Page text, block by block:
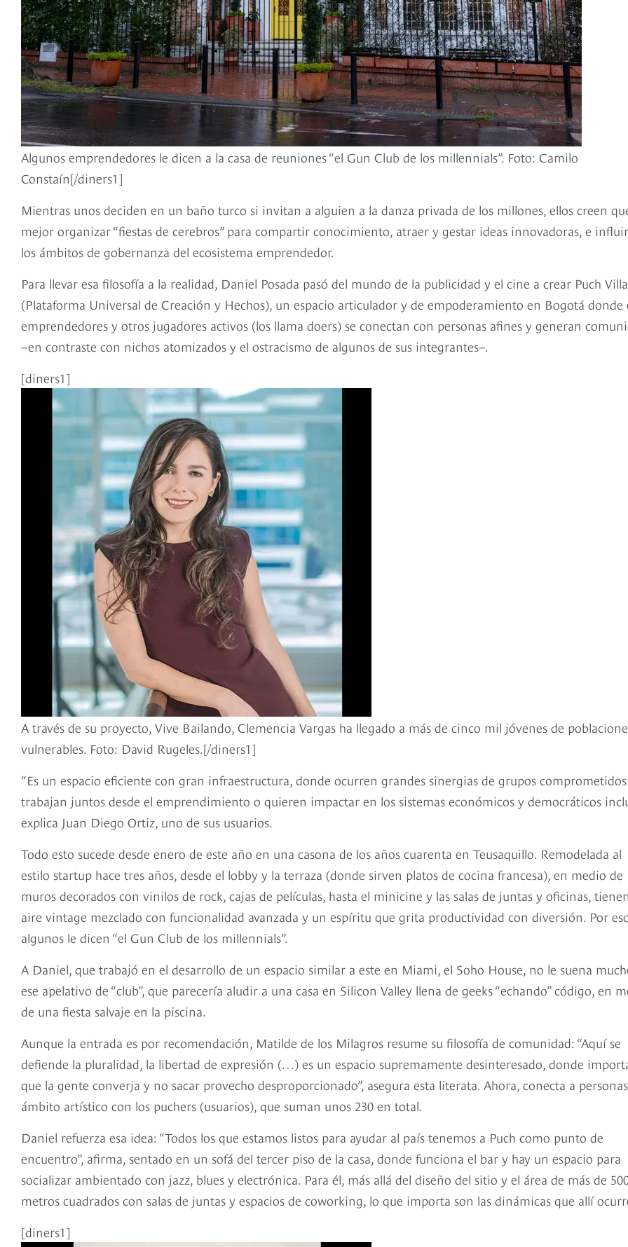
Algunos emprendedores le dicen a la casa de reuniones “el Gun Club de los millennials”. Foto: Camilo
Constaín[/diners1]
Mientras unos deciden en un baño turco si invitan a alguien a la danza privada de los millones, ellos creen
mejor organizar “fiestas de cerebros” para compartir conocimiento, atraer y gestar ideas innovadoras, e
los ámbitos de gobernanza del ecosistema emprendedor.
Para llevar esa filosofía a la realidad, Daniel Posada pasó del mundo de la publicidad y el cine a crear Puch
(Plataforma Universal de Creación y Hechos), un espacio articulador y de empoderamiento en Bogotá donde
emprendedores y otros jugadores activos (los llama doers) se conectan con personas afines y generan
–en contraste con nichos atomizados y el ostracismo de algunos de sus integrantes–.
[diners1]
A través de su proyecto, Vive Bailando, Clemencia Vargas ha llegado a más de cinco mil jóvenes de
vulnerables. Foto: David Rugeles.[/diners1]
“Es un espacio eficiente con gran infraestructura, donde ocurren grandes sinergias de grupos
trabajan juntos desde el emprendimiento o quieren impactar en los sistemas económicos y democráticos
explica Juan Diego Ortiz, uno de sus usuarios.
Todo esto sucede desde enero de este año en una casona de los años cuarenta en Teusaquillo. Remodelada al
estilo startup hace tres años, desde el lobby y la terraza (donde sirven platos de cocina francesa), en medio de
muros decorados con vinilos de rock, cajas de películas, hasta el minicine y las salas de juntas y oficinas,
aire vintage mezclado con funcionalidad avanzada y un espíritu que grita productividad con diversión. Por
algunos le dicen “el Gun Club de los millennials”.
A Daniel, que trabajó en el desarrollo de un espacio similar a este en Miami, el Soho House, no le suena
ese apelativo de “club”, que parecería aludir a una casa en Silicon Valley llena de geeks “echando” código, en
de una fiesta salvaje en la piscina.
Aunque la entrada es por recomendación, Matilde de los Milagros resume su filosofía de comunidad: “Aquí se
defiende la pluralidad, la libertad de expresión (…) es un espacio supremamente desinteresado, donde
que la gente converja y no sacar provecho desproporcionado”, asegura esta literata. Ahora, conecta a
ámbito artístico con los puchers (usuarios), que suman unos 230 en total.
Daniel refuerza esa idea: “Todos los que estamos listos para ayudar al país tenemos a Puch como punto de
encuentro”, afirma, sentado en un sofá del tercer piso de la casa, donde funciona el bar y hay un espacio para
socializar ambientado con jazz, blues y electrónica. Para él, más allá del diseño del sitio y el área de más de
metros cuadrados con salas de juntas y espacios de coworking, lo que importa son las dinámicas que allí
[diners1]